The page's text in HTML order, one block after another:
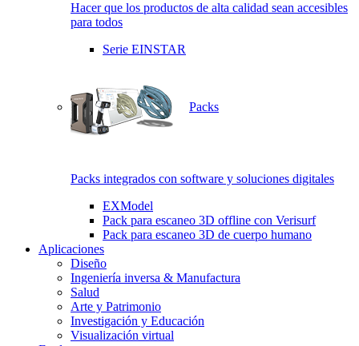
Hacer que los productos de alta calidad sean accesibles
para todos
Serie EINSTAR
Packs
Packs integrados con software y soluciones digitales
EXModel
Pack para escaneo 3D offline con Verisurf
Pack para escaneo 3D de cuerpo humano
Aplicaciones
Diseño
Ingeniería inversa & Manufactura
Salud
Arte y Patrimonio
Investigación y Educación
Visualización virtual